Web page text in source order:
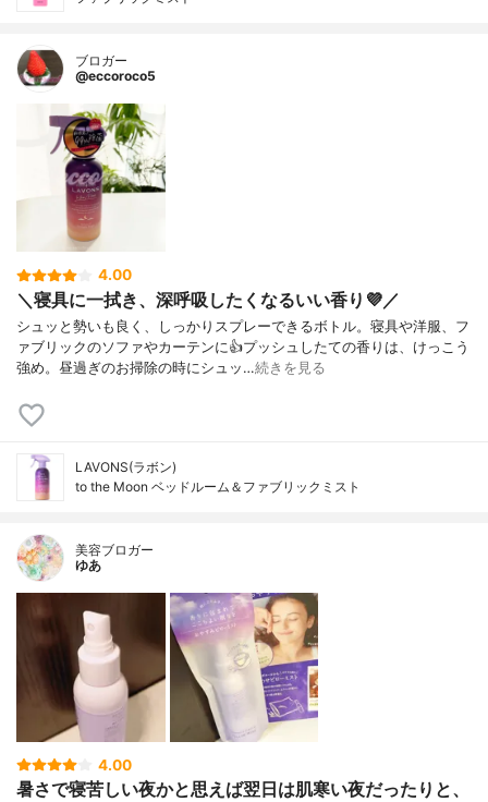
ブロガー
@eccoroco5
4.00
＼寝具に一拭き、深呼吸したくなるいい香り💜／
シュッと勢いも良く、しっかりスプレーできるボトル。寝具や洋服、フ
ァブリックのソファやカーテンに👍プッシュしたての香りは、けっこう
強め。昼過ぎのお掃除の時にシュッ…続きを見る
LAVONS(ラボン)
to the Moon ベッドルーム＆ファブリックミスト
美容ブロガー
ゆあ
4.00
暑さで寝苦しい夜かと思えば翌日は肌寒い夜だったりと、